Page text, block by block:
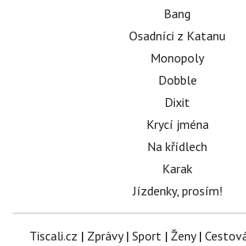
Bang
Osadníci z Katanu
Monopoly
Dobble
Dixit
Krycí jména
Na křídlech
Karak
Jízdenky, prosím!
Tiscali.cz | Zprávy| Sport | Ženy|